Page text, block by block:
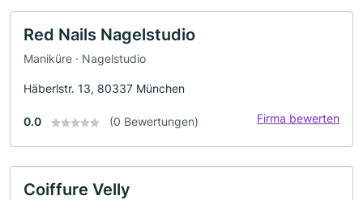
Red Nails Nagelstudio
Maniküre · Nagelstudio
Häberlstr. 13, 80337 München
0.0 (0 Bewertungen) Firma bewerten
Coiffure Velly